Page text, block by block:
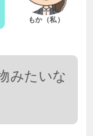
もか（私）
みたいな